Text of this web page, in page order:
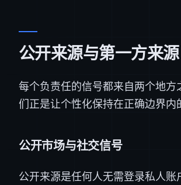
公开来源与第一方来源
每个负责任的信号都来自两个地方
们正是让个性化保持在正确边界内
公开市场与社交信号
公开来源是任何人无需登录私人账